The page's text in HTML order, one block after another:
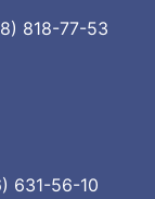
818-77-53
631-56-10